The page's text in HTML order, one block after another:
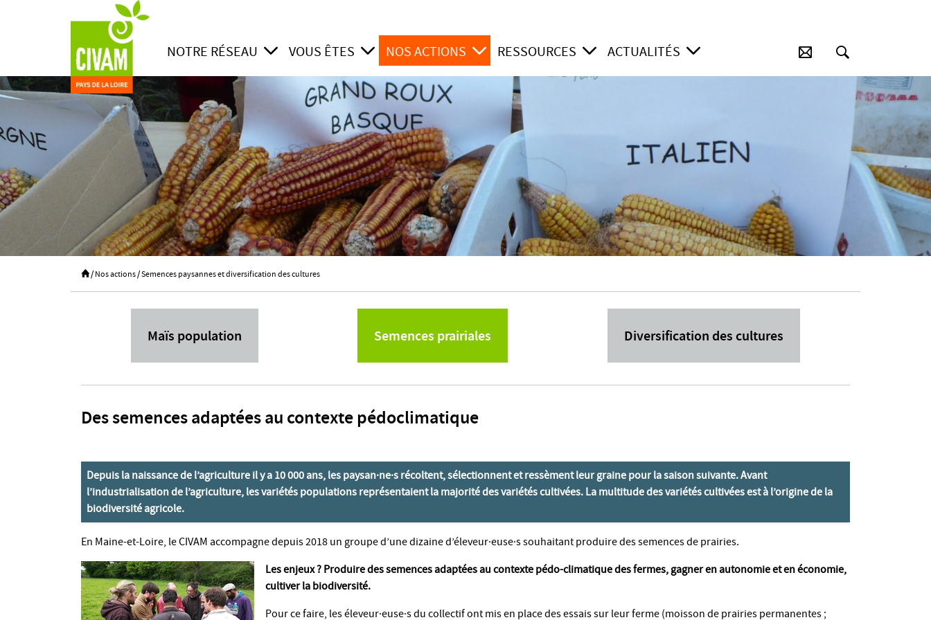
Passer au contenu principal
NOTRE RÉSEAU VOUS ÊTES NOS ACTIONS RESSOURCES ACTUALITÉS
/Nos actions/Semences paysannes et diversification des cultures
Maïs population Semences prairiales Diversification des cultures
Des semences adaptées au contexte pédoclimatique
Depuis la naissance de l’agriculture il y a 10 000 ans, les paysan·ne·s récoltent, sélectionnent et ressèment leur graine pour la saison suivante. Avant
l’industrialisation de l’agriculture, les variétés populations représentaient la majorité des variétés cultivées. La multitude des variétés cultivées est à l’origine de la
biodiversité agricole.
En Maine-et-Loire, le CIVAM accompagne depuis 2018 un groupe d’une dizaine d’éleveur·euse·s souhaitant produire des semences de prairies.
Les enjeux ? Produire des semences adaptées au contexte pédo-climatique des fermes, gagner en autonomie et en économie,
cultiver la biodiversité.
Pour ce faire, les éleveur·euse·s du collectif ont mis en place des essais sur leur ferme (moisson de prairies permanentes ;